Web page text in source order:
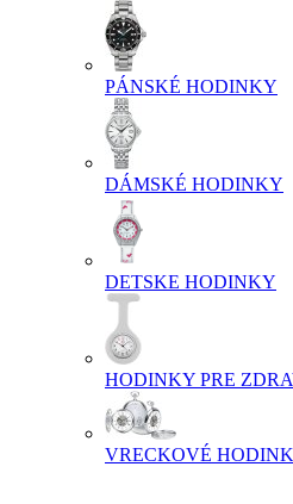
PÁNSKÉ HODINKY
DÁMSKÉ HODINKY
DETSKE HODINKY
HODINKY PRE
VRECKOVÉ